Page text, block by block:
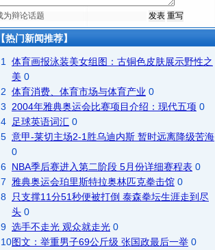
【热门新闻推荐】
1
体育画报泳装美女组图：古铜色皮肤展示野性之
美 0
2 体育消费、体育市场与体育产业 0
3
2004年雅典奥运会比赛项目介绍：现代五项 0
4
足球英语词汇 0
5 意甲-莱切主场2-1胜乌迪内斯 暂时远离降级苦海
0
6 NBA季后赛进入第二阶段 5月份详细赛程表 0
7
雅典奥运会珀里斯特拉奥林匹克拳击馆 0
8
只支撑11分51秒便被打倒 泰森拳坛生涯走到尽
头 0
9 选手不走光 观众就走光 0
10图文：举重男子69公斤级 张国政最后一举 0